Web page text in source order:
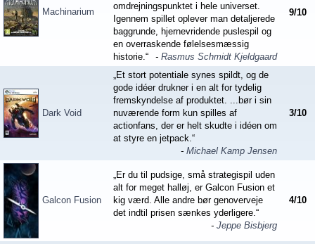
Machinarium
omdrejningspunktet i hele universet.
Igennem spillet oplever man detaljerede
baggrunde, hjernevridende puslespil og
en overraskende følelsesmæssig
historie.“
- Rasmus Schmidt Kjeldgaard
9/10
Dark Void
„Et stort potentiale synes spildt, og de
gode idéer drukner i en alt for tydelig
fremskyndelse af produktet. ...bør i sin
nuværende form kun spilles af
actionfans, der er helt skudte i idéen om
at styre en jetpack.“
- Michael Kamp Jensen
3/10
Galcon Fusion
„Er du til pudsige, små strategispil uden
alt for meget halløj, er Galcon Fusion et
kig værd. Alle andre bør genoverveje
det indtil prisen sænkes yderligere.“
- Jeppe Bisbjerg
4/10